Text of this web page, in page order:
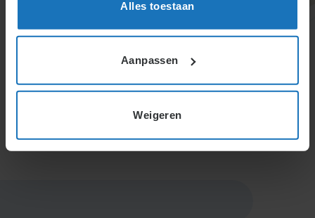
Alles toestaan
Aanpassen
Weigeren
Bij samenhang tussen ondernemingen kan een
centrale of groepsondernemingsraad ingesteld
mogelijkheden voor één ondernemer met één of
meerdere ondernemingen, meerdere verbonden
ondernemers of ondernemingen die deel uitmaken
van een internationaal concern.